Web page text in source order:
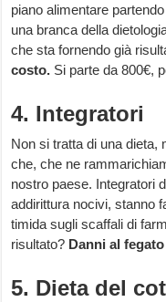
piano alimentare
una branca della
che sta fornendo già
costo. Si parte da 800€,
4. Integratori
Non si tratta di una dieta,
che, che ne
nostro paese. Integratori
addirittura nocivi, stanno
timida sugli scaffali di
risultato? Danni al
5. Dieta del